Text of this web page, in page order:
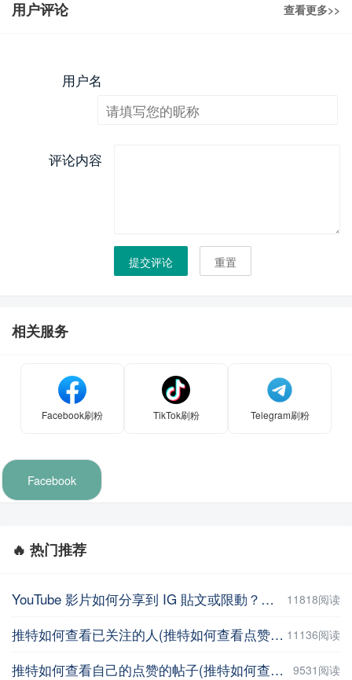
用户评论 查看更多>>
用户名
评论内容
提交评论 重置
相关服务
Facebook刷粉 TikTok刷粉 Telegram刷粉
Facebook
🔥 热门推荐
YouTube 影片如何分享到 IG 貼文或限動？教你用這招【Facebook教程】 11818阅读
推特如何查看已关注的人(推特如何查看点赞记录) 11136阅读
推特如何查看自己的点赞的帖子(推特如何查看自己的点赞的帖子数量 ) 9531阅读